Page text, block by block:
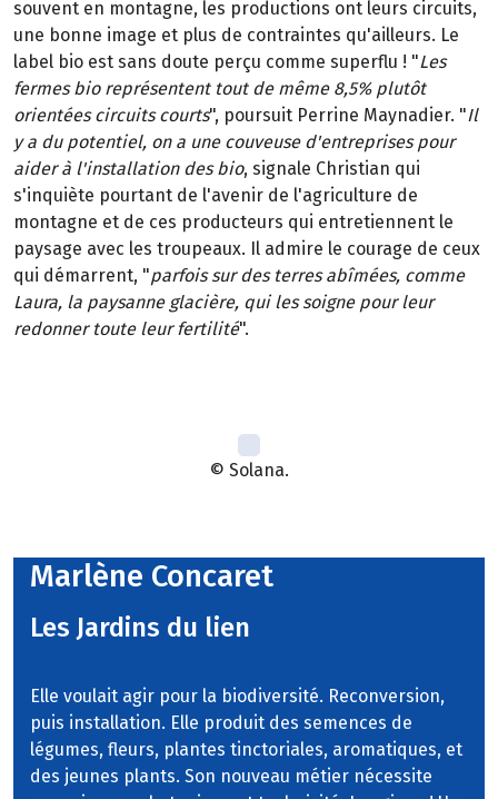
souvent en montagne, les productions ont leurs circuits,
une bonne image et plus de contraintes qu'ailleurs. Le
label bio est sans doute perçu comme superflu ! "Les
fermes bio représentent tout de même 8,5% plutôt
orientées circuits courts", poursuit Perrine Maynadier. "Il
y a du potentiel, on a une couveuse d'entreprises pour
aider à l'installation des bio, signale Christian qui
s'inquiète pourtant de l'avenir de l'agriculture de
montagne et de ces producteurs qui entretiennent le
paysage avec les troupeaux. Il admire le courage de ceux
qui démarrent, "parfois sur des terres abîmées, comme
Laura, la paysanne glacière, qui les soigne pour leur
redonner toute leur fertilité".
© Solana.
Marlène Concaret
Les Jardins du lien
Elle voulait agir pour la biodiversité. Reconversion,
puis installation. Elle produit des semences de
légumes, fleurs, plantes tinctoriales, aromatiques, et
des jeunes plants. Son nouveau métier nécessite